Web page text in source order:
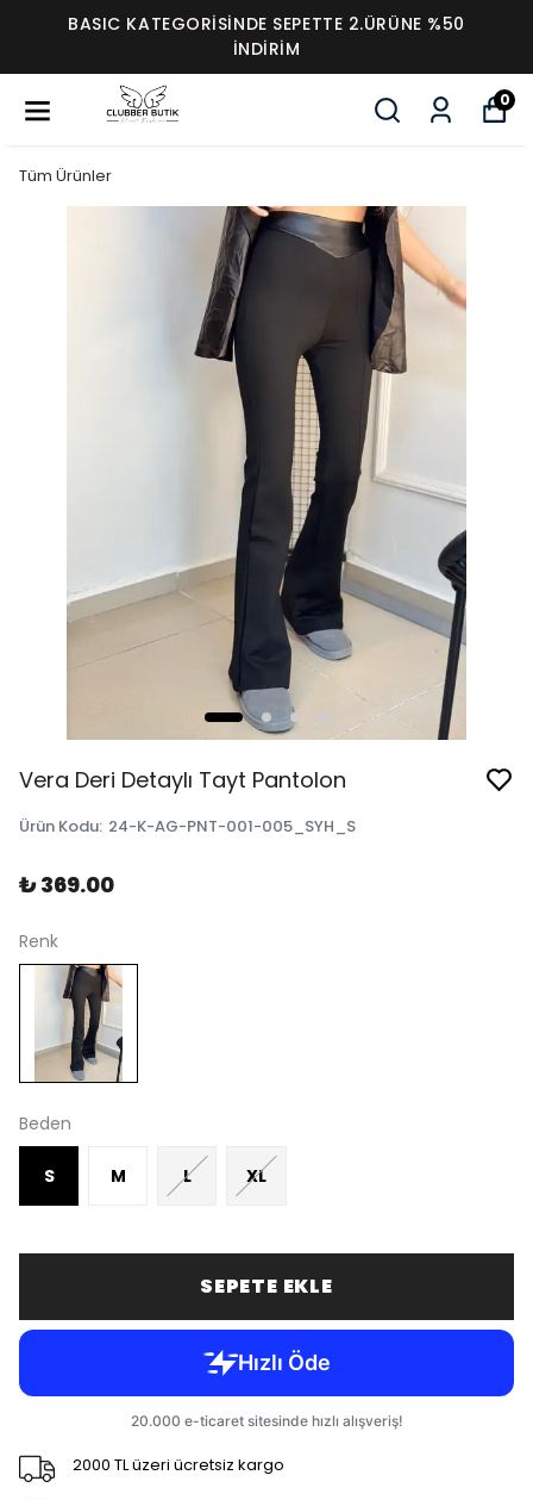
BASIC KATEGORİSİNDE SEPETTE 2.ÜRÜNE %50
İNDİRİM
0
Tüm Ürünler
Vera Deri Detaylı Tayt Pantolon
Ürün Kodu: 24-K-AG-PNT-001-005_SYH_S
₺ 369.00
Renk
Beden
S M L XL
SEPETE EKLE
2000 TL üzeri ücretsiz kargo